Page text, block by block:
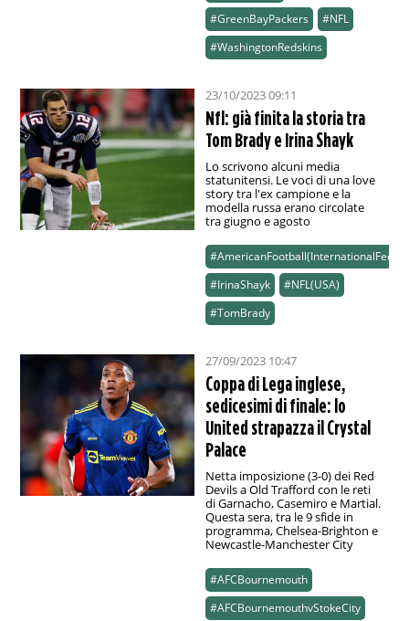
#GreenBayPackers
#NFL
#WashingtonRedskins
23/10/2023 09:11
Nfl: già finita la storia tra
Tom Brady e Irina Shayk
Lo scrivono alcuni media
statunitensi. Le voci di una love
story tra l'ex campione e la
modella russa erano circolate
tra giugno e agosto
#AmericanFootball(InternationalFeed)
#IrinaShayk
#NFL(USA)
#TomBrady
27/09/2023 10:47
Coppa di Lega inglese,
sedicesimi di finale: lo
United strapazza il Crystal
Palace
Netta imposizione (3-0) dei Red
Devils a Old Trafford con le reti
di Garnacho, Casemiro e Martial.
Questa sera, tra le 9 sfide in
programma, Chelsea-Brighton e
Newcastle-Manchester City
#AFCBournemouth
#AFCBournemouthvStokeCity